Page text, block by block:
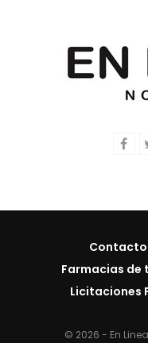
Contacto
Farmacias de
Licitaciones
© 2026 - En